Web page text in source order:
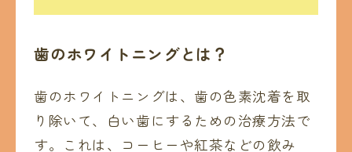
歯のホワイトニングとは？
歯のホワイトニングは、歯の色素沈着を取
り除いて、白い歯にするための治療方法で
す。これは、コーヒーや紅茶などの飲み